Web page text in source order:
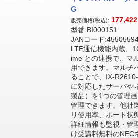
G
販売価格(税込): 177,422
型番:BI000151
JANコード
LTE通信機能内蔵、
ime との連携で、マ
用できます。マルチ
ることで、IX-
に対応したサーバや
製品）を1つの管理
管理できます。他社
リ使用率、ポート状
詳細情報も監視・管
け受講料無料のNEC